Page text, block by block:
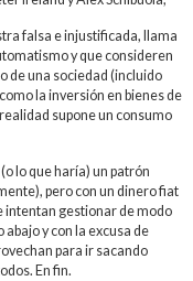
falsa e injustificada, llama
y que consideren
de una sociedad (incluido
la inversión en bienes de
supone un consumo
lo que haría) un patrón
pero con un dinero fiat
intentan gestionar de modo
y con la excusa de
para ir sacando
En fin.